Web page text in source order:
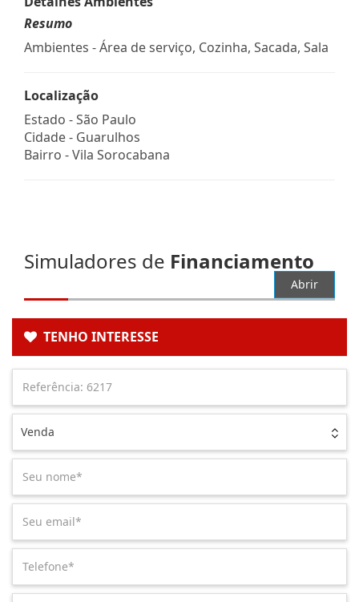
Resumo
Ambientes - Área de serviço, Cozinha, Sacada, Sala
Localização
Estado -São Paulo
Cidade - Guarulhos
Bairro -Vila Sorocabana
Simuladores de Financiamento
Abrir
TENHO INTERESSE
Venda